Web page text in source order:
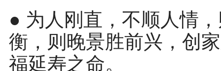
● 为人刚直，不顺人情
衡，则晚景胜前兴，创
福延寿之命。